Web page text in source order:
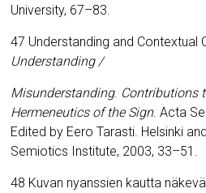
University, 67–83.
47 Understanding and Contextual
Understanding /
Misunderstanding. Contributions
Hermeneutics of the Sign. Acta
Edited by Eero Tarasti. Helsinki
Semiotics Institute, 2003, 33–51.
48 Kuvan nyanssien kautta